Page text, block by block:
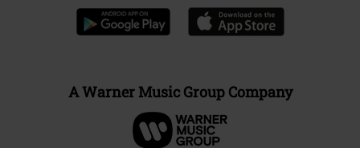
A Warner Music Group Company